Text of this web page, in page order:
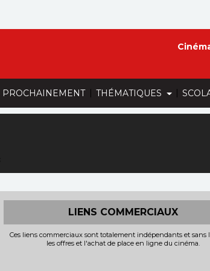
PROCHAINEMENT | THÉMATIQUES |
LIENS COMMERCIAUX
Ces liens commerciaux sont totalement indépendants et sans
les offres et l'achat de place en ligne du cinéma.